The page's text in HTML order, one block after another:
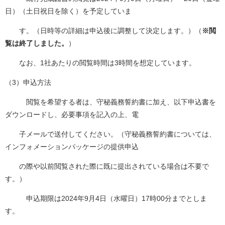
日）（土日祝日を除く）を予定していま
す。（日時等の詳細は申込後に調整して決定します。）（ ※閲
覧は終了しました。
）
なお、1社あたりの閲覧時間は3時間を想定しています。
（3）申込方法
閲覧を希望する者は、守秘義務誓約書に加え、以下申込書を
ダウンロードし、必要事項を記入の上、電
子メールで送付してください。（守秘義務誓約書については、
インフォメーションパッケージの提供申込
の際や以前閲覧された際に既に提出されている場合は不要で
す。）
申込期限は2024年9月4日（水曜日）17時00分までとしま
す。